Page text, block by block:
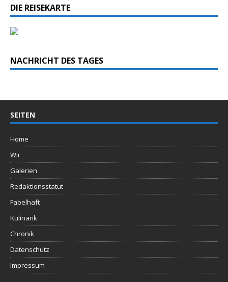
DIE REISEKARTE
NACHRICHT DES TAGES
SEITEN
Home
Wir
Galerien
Redaktionsstatut
Fabelhaft
Kulinarik
Chronik
Datenschutz
Impressum